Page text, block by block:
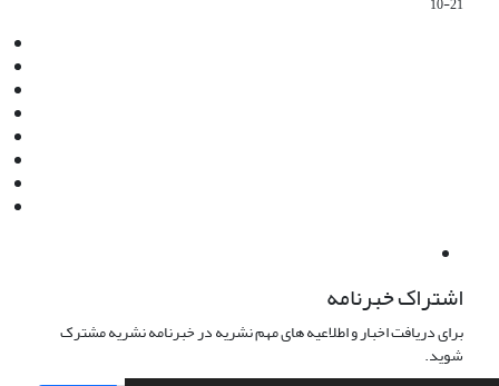
اشتراک خبرنامه
برای دریافت اخبار و اطلاعیه های مهم نشریه در خبرنامه نشریه مشترک
شوید.